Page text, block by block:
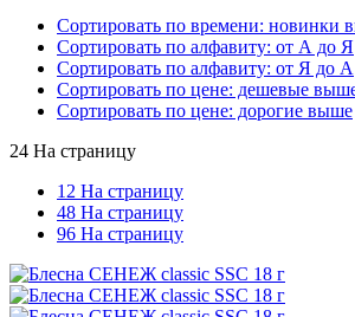
Сортировать по времени: новинки
Сортировать по алфавиту: от А до Я
Сортировать по алфавиту: от Я до А
Сортировать по цене: дешевые
Сортировать по цене: дорогие выше
24 На страницу
12 На страницу
48 На страницу
96 На страницу